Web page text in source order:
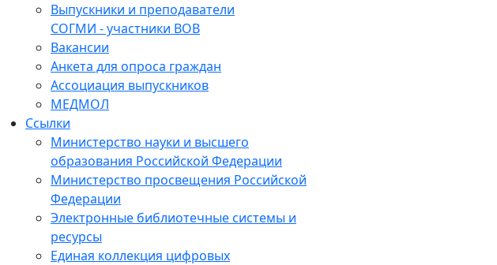
Выпускники и преподаватели
СОГМИ - участники ВОВ
Вакансии
Анкета для опроса граждан
Ассоциация выпускников
МЕДМОЛ
Ссылки
Министерство науки и высшего
образования Российской Федерации
Министерство просвещения Российской
Федерации
Электронные библиотечные системы и
ресурсы
Единая коллекция цифровых